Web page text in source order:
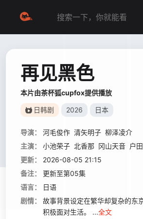
再见黑色
本片由茶杯狐cupfox提供播放
日韩剧 2026 日本
导演： 河毛俊作 清矢明子 柳泽凌介
主演：
小池荣子 北香那 冈山天音 户
更新：
2026-08-05 21:15
备注：
更新至第05集
语言：
日语
剧情：
故事背景设定在繁华却复杂的东
积极面对生活。 ...全文